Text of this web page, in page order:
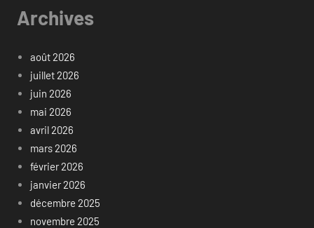
Archives
août 2026
juillet 2026
juin 2026
mai 2026
avril 2026
mars 2026
février 2026
janvier 2026
décembre 2025
novembre 2025